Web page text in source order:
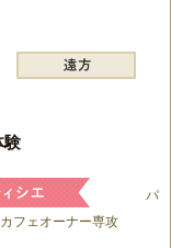
験
パ
フェオーナー専攻